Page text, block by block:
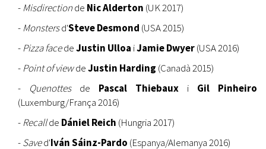
-Misdirectionde Nic Alderton (UK 2017)
-Monstersd'Steve Desmond (USA 2015)
-Pizza facedeJustin Ulloa iJamie Dwyer(USA 2016)
-Point of viewdeJustin Harding (Canadà 2015)
- Quenottesde Pascal Thiebaux i Gil Pinheiro
(Luxemburg/França 2016)
-Recallde Dániel Reich (Hungria 2017)
-Saved'Iván Sáinz-Pardo (Espanya/Alemanya 2016)